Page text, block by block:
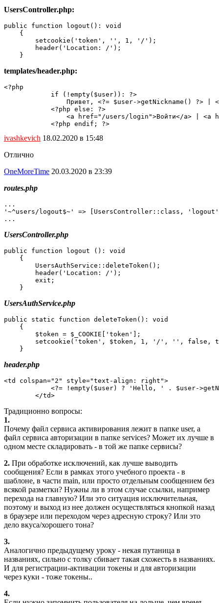
UsersController.php:
public function logout(): void
    {
        setcookie('token', '', 1, '/');
        header('Location: /');
    }
templates/header.php:
<?php
            if (!empty($user)): ?>
Привет, <?= $user->getNickname() ?> |
            <?php else: ?>
<a href="/users/login">Войти</a> | <a
            <?php endif; ?>
ivashkevich 18.02.2020 в 15:48
Отлично
OneMoreTime 20.03.2020 в 23:39
routes.php
...
'~^users/logout$~' => [UsersController::class,
...
UsersController.php
public function logout (): void
    {
        UsersAuthService::deleteToken();
        header('Location: /');
        exit;
    }
UsersAuthService.php
public static function deleteToken(): void
    {
        $token = $_COOKIE['token'];
setcookie('token', $token, 1, '/', '', false,
    }
header.php
<td colspan="2" style="text-align: right">
<?= !empty($user) ? 'Hello, ' . $user-
        </td>
Традиционно вопросы:
1.
Почему файл сервиса активирования лежит в папке user, а
файл сервиса авторизации в папке services? Может их лучше в
одном месте складировать - в той же папке сервисы?
2. При обработке исключений, как лучше выводить
сообщения? Если в рамках этого учебного проекта - в
шаблоне, в части main, или просто отдельным сообщением без
всякой разметки? Нужны ли в этом случае ссылки, например
перехода на главную? Или это ситуация исключительная,
поэтому и выход из нее должен осуществляться кнопкой назад
в браузере или переходом через адресную строку? Или это
дело вкуса/хорошего тона?
3.
Аналогично предыдущему уроку - некая путаница в
названиях, сильно с толку сбивает такая схожесть в названиях.
И для регистрации-активации токены и для авторизации
через куки - тоже токены..
4.